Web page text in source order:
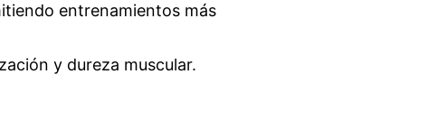
entrenamientos más
y dureza muscular.